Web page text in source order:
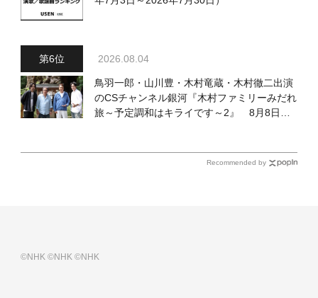
2026.08.04
鳥羽一郎・山川豊・木村竜蔵・木村徹二出演
のCSチャンネル銀河『木村ファミリーみだれ
旅～予定調和はキライです～2』 8月8日
Recommended by
©NHK©NHK©NHK